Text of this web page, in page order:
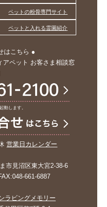
ペットの粉骨専門サイト
ペットと入れる霊園紹介
はこちら ●
アペット お客さま相談窓
動します。
営業日カレンダー
市見沼区東大宮2-38-6
661-6887
ラビングメモリー